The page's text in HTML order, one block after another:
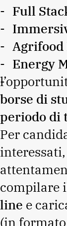
Full
Energy
borse di
periodo di
Per
compilare
line e
(in formato